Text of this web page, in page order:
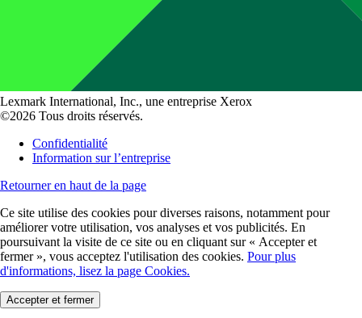
Lexmark International, Inc., une entreprise Xerox
©2026 Tous droits réservés.
Confidentialité
Information sur l’entreprise
Retourner en haut de la page
Ce site utilise des cookies pour diverses raisons, notamment pour
améliorer votre utilisation, vos analyses et vos publicités. En
poursuivant la visite de ce site ou en cliquant sur « Accepter et
fermer », vous acceptez l'utilisation des cookies. Pour plus
d'informations, lisez la page Cookies.
Accepter et fermer